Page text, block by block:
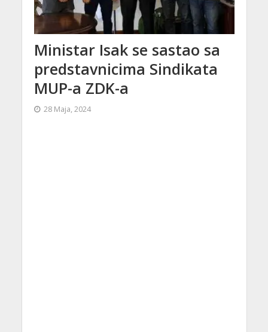
Ministar Isak se sastao sa
predstavnicima Sindikata
MUP-a ZDK-a
28 Maja, 2024